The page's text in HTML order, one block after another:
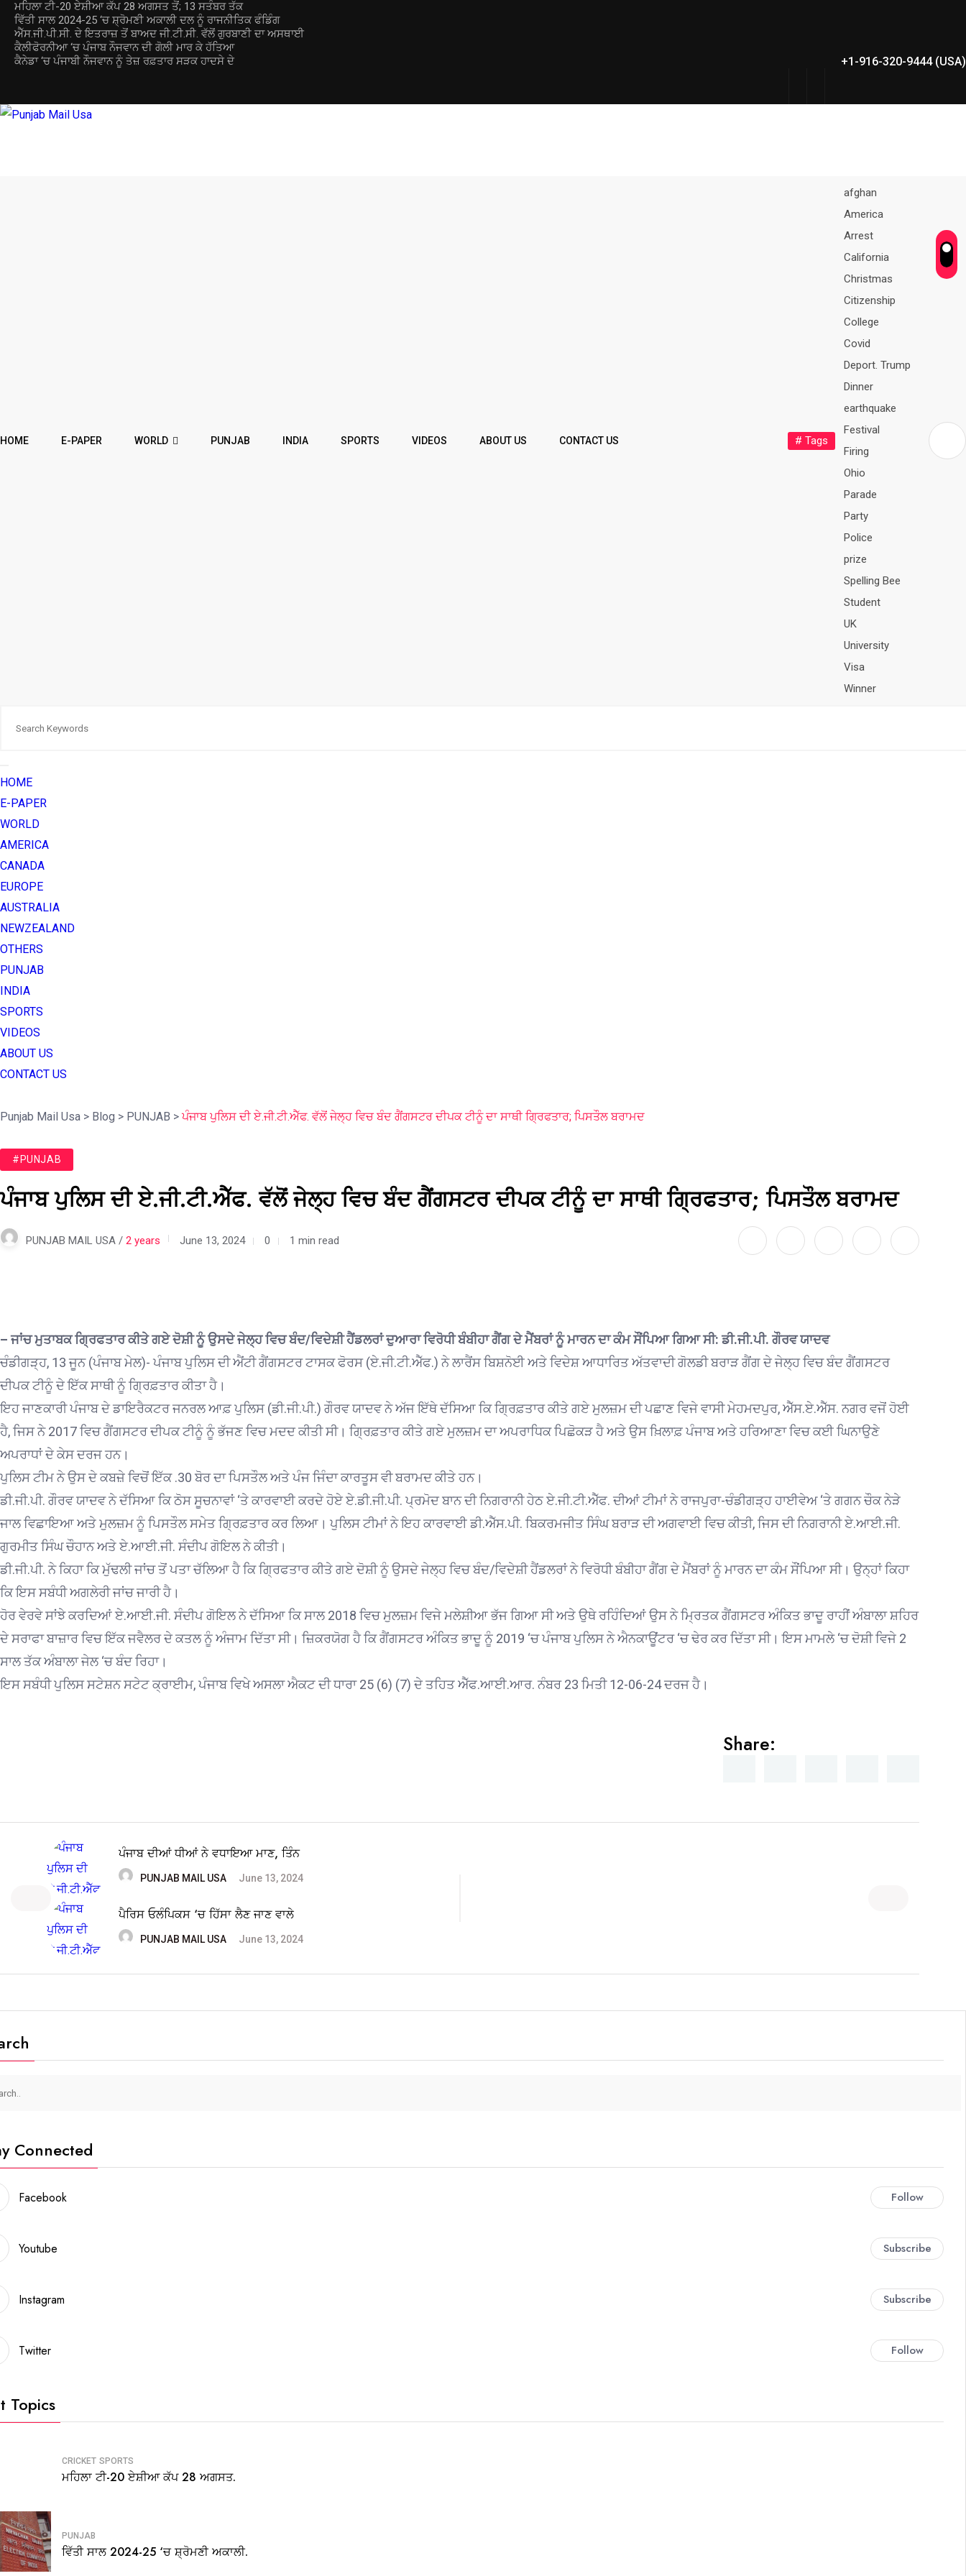
ਮਹਿਲਾ ਟੀ-20 ਏਸ਼ੀਆ ਕੱਪ 28 ਅਗਸਤ ਤੋਂ; 13 ਸਤੰਬਰ ਤੱਕ
ਵਿੱਤੀ ਸਾਲ 2024-25 ‘ਚ ਸ਼੍ਰੋਮਣੀ ਅਕਾਲੀ ਦਲ ਨੂੰ ਰਾਜਨੀਤਿਕ ਫੰਡਿੰਗ
ਐੱਸ.ਜੀ.ਪੀ.ਸੀ. ਦੇ ਇਤਰਾਜ਼ ਤੋਂ ਬਾਅਦ ਜੀ.ਟੀ.ਸੀ. ਵੱਲੋਂ ਗੁਰਬਾਣੀ ਦਾ ਅਸਥਾਈ
ਕੈਲੀਫੋਰਨੀਆ ‘ਚ ਪੰਜਾਬ ਨੌਜਵਾਨ ਦੀ ਗੋਲੀ ਮਾਰ ਕੇ ਹੱਤਿਆ
ਕੈਨੇਡਾ ‘ਚ ਪੰਜਾਬੀ ਨੌਜਵਾਨ ਨੂੰ ਤੇਜ਼ ਰਫ਼ਤਾਰ ਸੜਕ ਹਾਦਸੇ ਦੇ
+1-916-320-9444 (USA)
HOME E-PAPER WORLD PUNJAB INDIA SPORTS VIDEOS ABOUT US CONTACT US # Tags
afghan
America
Arrest
California
Christmas
Citizenship
College
Covid
Deport. Trump
Dinner
earthquake
Festival
Firing
Ohio
Parade
Party
Police
prize
Spelling Bee
Student
UK
University
Visa
Winner
HOME
E-PAPER
WORLD
AMERICA
CANADA
EUROPE
AUSTRALIA
NEWZEALAND
OTHERS
PUNJAB
INDIA
SPORTS
VIDEOS
ABOUT US
CONTACT US
Punjab Mail Usa > Blog > PUNJAB >ਪੰਜਾਬ ਪੁਲਿਸ ਦੀ ਏ.ਜੀ.ਟੀ.ਐੱਫ. ਵੱਲੋਂ ਜੇਲ੍ਹ ਵਿਚ ਬੰਦ ਗੈਂਗਸਟਰ ਦੀਪਕ ਟੀਨੂੰ ਦਾ ਸਾਥੀ ਗ੍ਰਿਫਤਾਰ; ਪਿਸਤੌਲ ਬਰਾਮਦ
#PUNJAB
ਪੰਜਾਬ ਪੁਲਿਸ ਦੀ ਏ.ਜੀ.ਟੀ.ਐੱਫ. ਵੱਲੋਂ ਜੇਲ੍ਹ ਵਿਚ ਬੰਦ ਗੈਂਗਸਟਰ ਦੀਪਕ ਟੀਨੂੰ ਦਾ ਸਾਥੀ ਗ੍ਰਿਫਤਾਰ; ਪਿਸਤੌਲ ਬਰਾਮਦ
PUNJAB MAIL USA / 2 years June 13, 2024 0 1 min read
– ਜਾਂਚ ਮੁਤਾਬਕ ਗ੍ਰਿਫਤਾਰ ਕੀਤੇ ਗਏ ਦੋਸ਼ੀ ਨੂੰ ਉਸਦੇ ਜੇਲ੍ਹ ਵਿਚ ਬੰਦ/ਵਿਦੇਸ਼ੀ ਹੈਂਡਲਰਾਂ ਦੁਆਰਾ ਵਿਰੋਧੀ ਬੰਬੀਹਾ ਗੈਂਗ ਦੇ ਮੈਂਬਰਾਂ ਨੂੰ ਮਾਰਨ ਦਾ ਕੰਮ ਸੌਂਪਿਆ ਗਿਆ ਸੀ: ਡੀ.ਜੀ.ਪੀ. ਗੌਰਵ ਯਾਦਵ
ਚੰਡੀਗੜ੍ਹ, 13 ਜੂਨ (ਪੰਜਾਬ ਮੇਲ)- ਪੰਜਾਬ ਪੁਲਿਸ ਦੀ ਐਂਟੀ ਗੈਂਗਸਟਰ ਟਾਸਕ ਫੋਰਸ (ਏ.ਜੀ.ਟੀ.ਐੱਫ.) ਨੇ ਲਾਰੈਂਸ ਬਿਸ਼ਨੋਈ ਅਤੇ ਵਿਦੇਸ਼ ਆਧਾਰਿਤ ਅੱਤਵਾਦੀ ਗੋਲਡੀ ਬਰਾੜ ਗੈਂਗ ਦੇ ਜੇਲ੍ਹ ਵਿਚ ਬੰਦ ਗੈਂਗਸਟਰ
ਦੀਪਕ ਟੀਨੂੰ ਦੇ ਇੱਕ ਸਾਥੀ ਨੂੰ ਗ੍ਰਿਫ਼ਤਾਰ ਕੀਤਾ ਹੈ।
ਇਹ ਜਾਣਕਾਰੀ ਪੰਜਾਬ ਦੇ ਡਾਇਰੈਕਟਰ ਜਨਰਲ ਆਫ਼ ਪੁਲਿਸ (ਡੀ.ਜੀ.ਪੀ.) ਗੌਰਵ ਯਾਦਵ ਨੇ ਅੱਜ ਇੱਥੇ ਦੱਸਿਆ ਕਿ ਗ੍ਰਿਫ਼ਤਾਰ ਕੀਤੇ ਗਏ ਮੁਲਜ਼ਮ ਦੀ ਪਛਾਣ ਵਿਜੇ ਵਾਸੀ ਮੇਹਮਦਪੁਰ, ਐੱਸ.ਏ.ਐੱਸ. ਨਗਰ ਵਜੋਂ ਹੋਈ
ਹੈ, ਜਿਸ ਨੇ 2017 ਵਿਚ ਗੈਂਗਸਟਰ ਦੀਪਕ ਟੀਨੂੰ ਨੂੰ ਭੱਜਣ ਵਿਚ ਮਦਦ ਕੀਤੀ ਸੀ। ਗ੍ਰਿਫ਼ਤਾਰ ਕੀਤੇ ਗਏ ਮੁਲਜ਼ਮ ਦਾ ਅਪਰਾਧਿਕ ਪਿਛੋਕੜ ਹੈ ਅਤੇ ਉਸ ਖ਼ਿਲਾਫ਼ ਪੰਜਾਬ ਅਤੇ ਹਰਿਆਣਾ ਵਿਚ ਕਈ ਘਿਨਾਉਣੇ
ਅਪਰਾਧਾਂ ਦੇ ਕੇਸ ਦਰਜ ਹਨ।
ਪੁਲਿਸ ਟੀਮ ਨੇ ਉਸ ਦੇ ਕਬਜ਼ੇ ਵਿਚੋਂ ਇੱਕ .30 ਬੋਰ ਦਾ ਪਿਸਤੌਲ ਅਤੇ ਪੰਜ ਜਿੰਦਾ ਕਾਰਤੂਸ ਵੀ ਬਰਾਮਦ ਕੀਤੇ ਹਨ।
ਡੀ.ਜੀ.ਪੀ. ਗੌਰਵ ਯਾਦਵ ਨੇ ਦੱਸਿਆ ਕਿ ਠੋਸ ਸੂਚਨਾਵਾਂ ‘ਤੇ ਕਾਰਵਾਈ ਕਰਦੇ ਹੋਏ ਏ.ਡੀ.ਜੀ.ਪੀ. ਪ੍ਰਮੋਦ ਬਾਨ ਦੀ ਨਿਗਰਾਨੀ ਹੇਠ ਏ.ਜੀ.ਟੀ.ਐੱਫ. ਦੀਆਂ ਟੀਮਾਂ ਨੇ ਰਾਜਪੁਰਾ-ਚੰਡੀਗੜ੍ਹ ਹਾਈਵੇਅ ‘ਤੇ ਗਗਨ ਚੌਕ ਨੇੜੇ
ਜਾਲ ਵਿਛਾਇਆ ਅਤੇ ਮੁਲਜ਼ਮ ਨੂੰ ਪਿਸਤੌਲ ਸਮੇਤ ਗ੍ਰਿਫ਼ਤਾਰ ਕਰ ਲਿਆ। ਪੁਲਿਸ ਟੀਮਾਂ ਨੇ ਇਹ ਕਾਰਵਾਈ ਡੀ.ਐੱਸ.ਪੀ. ਬਿਕਰਮਜੀਤ ਸਿੰਘ ਬਰਾੜ ਦੀ ਅਗਵਾਈ ਵਿਚ ਕੀਤੀ, ਜਿਸ ਦੀ ਨਿਗਰਾਨੀ ਏ.ਆਈ.ਜੀ.
ਗੁਰਮੀਤ ਸਿੰਘ ਚੌਹਾਨ ਅਤੇ ਏ.ਆਈ.ਜੀ. ਸੰਦੀਪ ਗੋਇਲ ਨੇ ਕੀਤੀ।
ਡੀ.ਜੀ.ਪੀ. ਨੇ ਕਿਹਾ ਕਿ ਮੁੱਢਲੀ ਜਾਂਚ ਤੋਂ ਪਤਾ ਚੱਲਿਆ ਹੈ ਕਿ ਗ੍ਰਿਫਤਾਰ ਕੀਤੇ ਗਏ ਦੋਸ਼ੀ ਨੂੰ ਉਸਦੇ ਜੇਲ੍ਹ ਵਿਚ ਬੰਦ/ਵਿਦੇਸ਼ੀ ਹੈਂਡਲਰਾਂ ਨੇ ਵਿਰੋਧੀ ਬੰਬੀਹਾ ਗੈਂਗ ਦੇ ਮੈਂਬਰਾਂ ਨੂੰ ਮਾਰਨ ਦਾ ਕੰਮ ਸੌਂਪਿਆ ਸੀ। ਉਨ੍ਹਾਂ ਕਿਹਾ
ਕਿ ਇਸ ਸਬੰਧੀ ਅਗਲੇਰੀ ਜਾਂਚ ਜਾਰੀ ਹੈ।
ਹੋਰ ਵੇਰਵੇ ਸਾਂਝੇ ਕਰਦਿਆਂ ਏ.ਆਈ.ਜੀ. ਸੰਦੀਪ ਗੋਇਲ ਨੇ ਦੱਸਿਆ ਕਿ ਸਾਲ 2018 ਵਿਚ ਮੁਲਜ਼ਮ ਵਿਜੇ ਮਲੇਸ਼ੀਆ ਭੱਜ ਗਿਆ ਸੀ ਅਤੇ ਉਥੇ ਰਹਿੰਦਿਆਂ ਉਸ ਨੇ ਮ੍ਰਿਤਕ ਗੈਂਗਸਟਰ ਅੰਕਿਤ ਭਾਦੂ ਰਾਹੀਂ ਅੰਬਾਲਾ ਸ਼ਹਿਰ
ਦੇ ਸਰਾਫਾ ਬਾਜ਼ਾਰ ਵਿਚ ਇੱਕ ਜਵੈਲਰ ਦੇ ਕਤਲ ਨੂੰ ਅੰਜਾਮ ਦਿੱਤਾ ਸੀ। ਜ਼ਿਕਰਯੋਗ ਹੈ ਕਿ ਗੈਂਗਸਟਰ ਅੰਕਿਤ ਭਾਦੂ ਨੂੰ 2019 ‘ਚ ਪੰਜਾਬ ਪੁਲਿਸ ਨੇ ਐਨਕਾਊਂਟਰ ‘ਚ ਢੇਰ ਕਰ ਦਿੱਤਾ ਸੀ। ਇਸ ਮਾਮਲੇ ‘ਚ ਦੋਸ਼ੀ ਵਿਜੇ 2
ਸਾਲ ਤੱਕ ਅੰਬਾਲਾ ਜੇਲ ‘ਚ ਬੰਦ ਰਿਹਾ।
ਇਸ ਸਬੰਧੀ ਪੁਲਿਸ ਸਟੇਸ਼ਨ ਸਟੇਟ ਕ੍ਰਾਈਮ, ਪੰਜਾਬ ਵਿਖੇ ਅਸਲਾ ਐਕਟ ਦੀ ਧਾਰਾ 25 (6) (7) ਦੇ ਤਹਿਤ ਐੱਫ.ਆਈ.ਆਰ. ਨੰਬਰ 23 ਮਿਤੀ 12-06-24 ਦਰਜ ਹੈ।
Share:
ਪੰਜਾਬ ਦੀਆਂ ਧੀਆਂ ਨੇ ਵਧਾਇਆ ਮਾਣ, ਤਿੰਨ
PUNJAB MAIL USA June 13, 2024
ਪੈਰਿਸ ਓਲੰਪਿਕਸ ‘ਚ ਹਿੱਸਾ ਲੈਣ ਜਾਣ ਵਾਲੇ
PUNJAB MAIL USA June 13, 2024
Connected
Facebook Follow
Youtube Subscribe
Instagram Subscribe
Twitter Follow
Topics
CRICKET SPORTS
ਮਹਿਲਾ ਟੀ-20 ਏਸ਼ੀਆ ਕੱਪ 28 ਅਗਸਤ.
PUNJAB
ਵਿੱਤੀ ਸਾਲ 2024-25 ‘ਚ ਸ਼੍ਰੋਮਣੀ ਅਕਾਲੀ.